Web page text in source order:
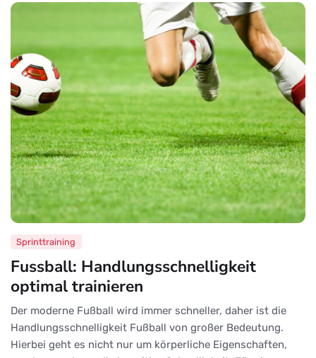
Fussball: Handlungsschnelligkeit
optimal trainieren
Der moderne Fußball wird immer schneller, daher ist die
Handlungsschnelligkeit Fußball von großer Bedeutung.
Hierbei geht es nicht nur um körperliche Eigenschaften,
Sprinttraining